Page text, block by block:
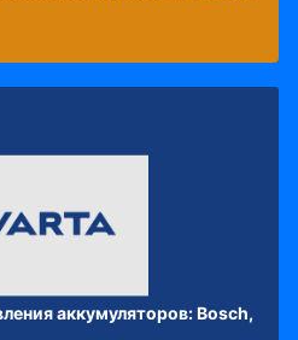
аккумуляторов: Bosch,